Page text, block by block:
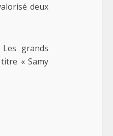
deux
Les grands
« Samy